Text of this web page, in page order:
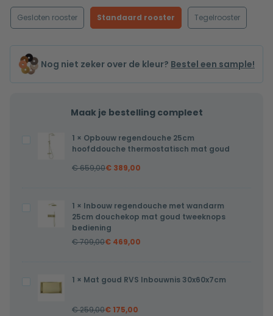
Gesloten rooster Standaard rooster Tegelrooster
Nog niet zeker over de kleur? Bestel een sample!
Maak je bestelling compleet
Opbouw
regendouche
thermostatisch
mat
1 × Opbouw regendouche 25cm
hoofddouche thermostatisch mat goud
€659,00€ 389,00
Inbouw
regendouche
douchekop
1 × Inbouw regendouche met wandarm
25cm douchekop mat goud tweeknops
bediening
€709,00€ 469,00
Mat
goud
1 × Mat goud RVS Inbouwnis 30x60x7cm
€259,00€ 175,00